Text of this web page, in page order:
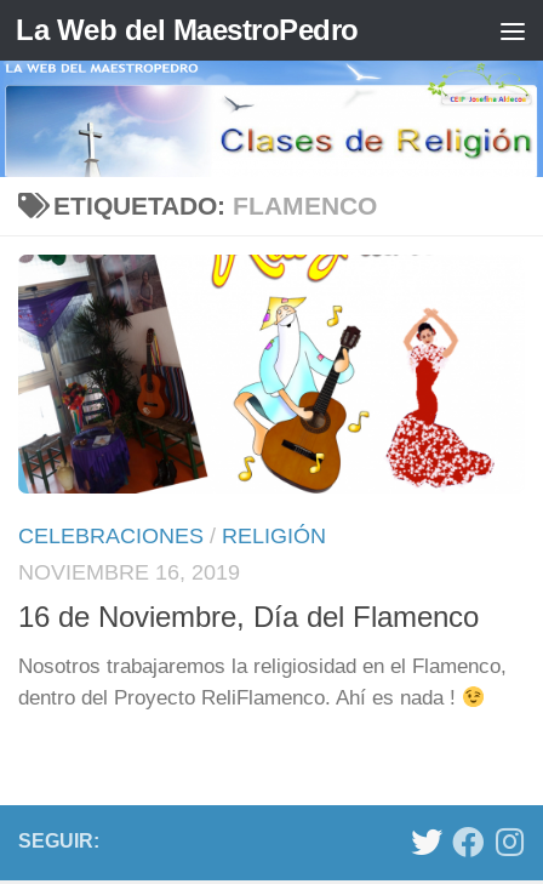
Saltar al contenido
La Web del MaestroPedro
ETIQUETADO: FLAMENCO
CELEBRACIONES / RELIGIÓN
NOVIEMBRE 16, 2019
16 de Noviembre, Día del Flamenco
Nosotros trabajaremos la religiosidad en el Flamenco,
dentro del Proyecto ReliFlamenco. Ahí es nada !
SEGUIR: